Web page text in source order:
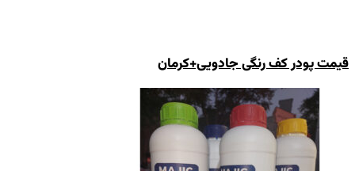
قیمت پودر کف رنگی جادویی+کرمان